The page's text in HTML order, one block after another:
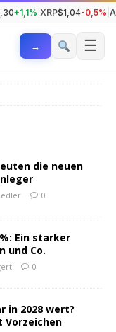
+1,1% XRP$1,04-0,5%
→ ☰
die neuen
0
Ein starker
und Co.
0
in 2028 wert?
Vorzeichen